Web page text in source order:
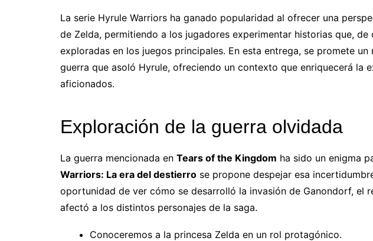
La serie Hyrule Warriors ha ganado popularidad al ofrecer una
de Zelda, permitiendo a los jugadores experimentar historias que,
exploradas en los juegos principales. En esta entrega, se promete
guerra que asoló Hyrule, ofreciendo un contexto que enriquecerá la
aficionados.
Exploración de la guerra olvidada
La guerra mencionada en Tears of the Kingdom ha sido un enigma
Warriors: La era del destierro se propone despejar esa
oportunidad de ver cómo se desarrolló la invasión de Ganondorf, el
afectó a los distintos personajes de la saga.
Conoceremos a la princesa Zelda en un rol protagónico.